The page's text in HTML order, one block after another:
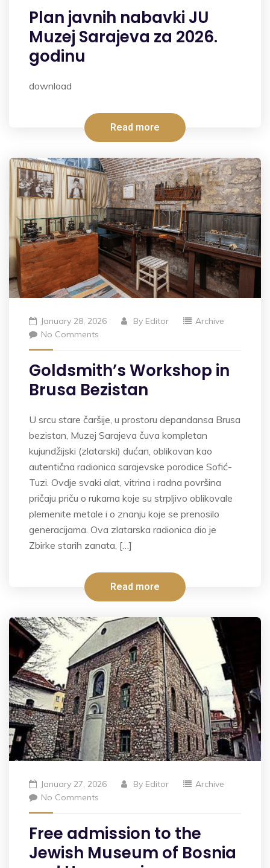
Plan javnih nabavki JU
Muzej Sarajeva za 2026.
godinu
download
Read more
January 28, 2026 By Editor
Archive
No Comments
Goldsmith’s Workshop in
Brusa Bezistan
U srcu stare čaršije, u prostoru depandansa Brusa
bezistan, Muzej Sarajeva čuva kompletan
kujundžijski (zlatarski) dućan, oblikovan kao
autentična radionica sarajevske porodice Sofić-
Tuzi. Ovdje svaki alat, vitrina i radna površina
pričaju priču o rukama koje su strpljivo oblikovale
plemenite metale i o znanju koje se prenosilo
generacijama. Ova zlatarska radionica dio je
Zbirke starih zanata, […]
Read more
January 27, 2026 By Editor
Archive
No Comments
Free admission to the
Jewish Museum of Bosnia